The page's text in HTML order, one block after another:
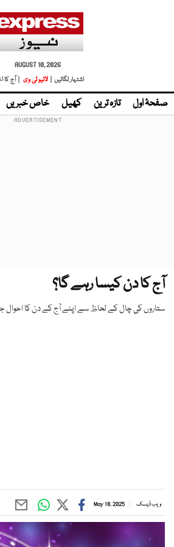
AUGUST 10, 2026
اشتہار لگائیں |
لائیو ٹی وی | آج کا
صفحۂ اول تازہ ترین کھیل خاص خبریں
آج کا دن کیسا رہے گا؟
ستاروں کی چال کے لحاظ سے اپنے آج کے دن کا احوال
ویب ڈیسک May 18, 2025